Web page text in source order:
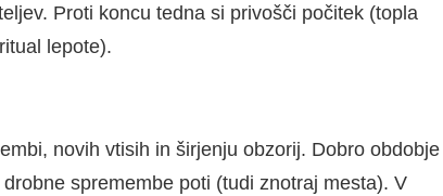
Proti koncu tedna si privošči počitek (topla
lepote).
novih vtisih in širjenju obzorij. Dobro obdobje
spremembe poti (tudi znotraj mesta). V